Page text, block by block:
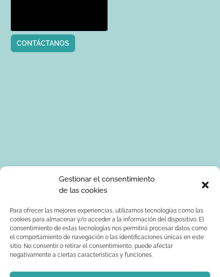
Gestionar el consentimiento
de las cookies
Para ofrecer las mejores experiencias, utilizamos tecnologías como las
cookies para almacenar y/o acceder a la información del dispositivo. El
consentimiento de estas tecnologías nos permitirá procesar datos como
el comportamiento de navegación o las identificaciones únicas en este
sitio. No consentir o retirar el consentimiento, puede afectar
negativamente a ciertas características y funciones.
CONTÁCTANOS
Tus datos de carácter personal serán tratados por Ponle Arte
para enviarte información sobre manualidades. La base legal
expreso. Tus serán tratados con seguridad y datos no serán
comunicados a terceros. Podrás ejercer los derechos de
acceso, rectificación, supresión, limitación al tratamiento y
oposición dirigiendo un correo electrónico a
info@ponlearte.com y adjuntando copia de su DNI. Para más